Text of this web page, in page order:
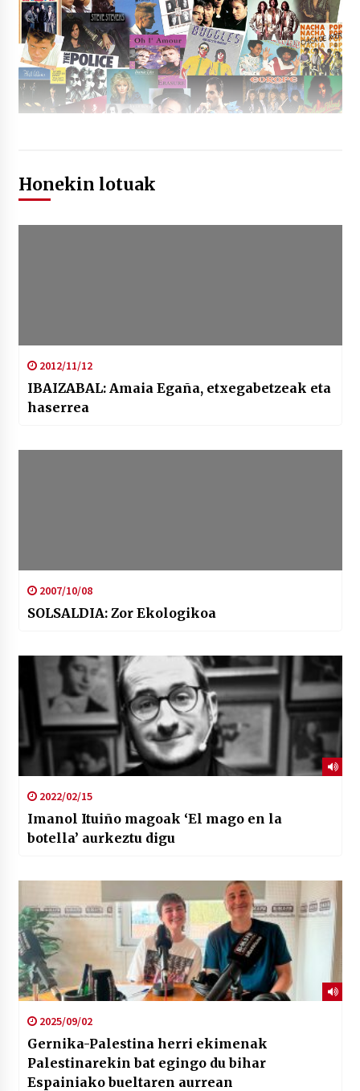
Honekin lotuak
2012/11/12
IBAIZABAL: Amaia Egaña, etxegabetzeak eta
haserrea
2007/10/08
SOLSALDIA: Zor Ekologikoa
2022/02/15
Imanol Ituiño magoak ‘El mago en la
botella’ aurkeztu digu
2025/09/02
Gernika-Palestina herri ekimenak
Palestinarekin bat egingo du bihar
Espainiako bueltaren aurrean